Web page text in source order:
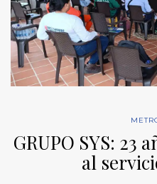
GRUPO SYS: 23
al